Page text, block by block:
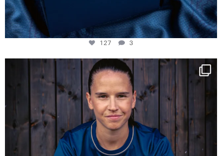
127 3
NIE USENAND GAH
Some anniversaries
294
5